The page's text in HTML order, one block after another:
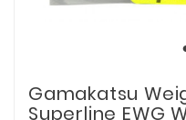
Gamakatsu
Superline EWG